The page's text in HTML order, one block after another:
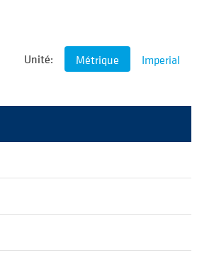
Unité: Métrique Imperial